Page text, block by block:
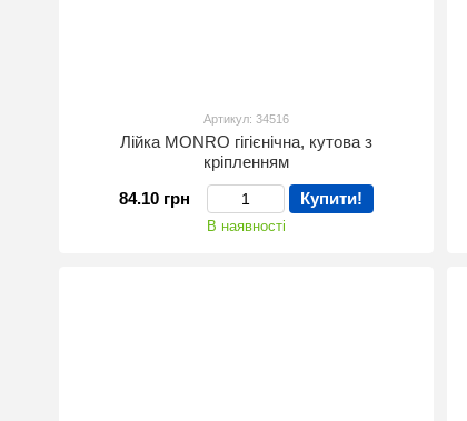
Артикул: 34516
Лійка MONRO гігієнічна, кутова з
кріпленням
84.10 грн
Купити!
В наявності